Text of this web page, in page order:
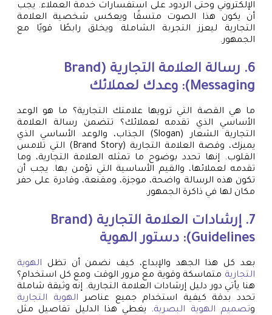
الإلكتروني وحتى الردود على استفسارات خدمة العملاء. يجب
أن يكون هذا الصوت متسقًا ويعكس شخصية العلامة
التجارية ليعزز التجربة الشاملة ويخلق رابطًا قويًا مع
الجمهور.
6. رسالة العلامة التجارية (Brand
Messaging): وعدك لعملائك
ما هي القصة التي ترويها علامتك التجارية؟ ما هو الوعد
الأساسي الذي تقدمه لعملائك؟ تتضمن رسالة العلامة
التجارية الشعار (Slogan) الجذاب، والوعد الأساسي الذي
يميزك، وقصة العلامة التجارية (Brand Story) التي تلامس
القلوب. إنها تحدد بوضوح ما تمثله العلامة التجارية، وما
تقدمه لعملائها، والقيم الأساسية التي تؤمن بها. يجب أن
تكون هذه الرسالة واضحة، موجزة، ومقنعة، وقادرة على حفر
مكان لها في ذاكرة الجمهور.
7. إرشادات العلامة التجارية (Brand
Guidelines): دستور الهوية
بعد كل هذا الجهد والإبداع، كيف نضمن أن تظل الهوية
التجارية متماسكة وقوية مع مرور الوقت ومع كل استخدام؟
هنا يأتي دور دليل إرشادات العلامة التجارية. إنه وثيقة شاملة
تحدد بدقة كيفية استخدام جميع عناصر الهوية التجارية
وتصميم الهوية البصرية. يغطي هذا الدليل تفاصيل مثل